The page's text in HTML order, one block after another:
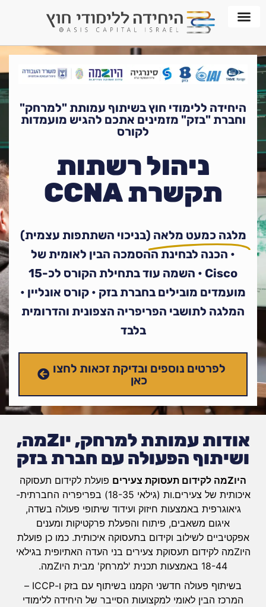
היחידה ללימודי חוץ בשיתוף עמותת "למרחק"
וחברת "בזק" מזמינים אתכם להגיש מועמדות
לקורס
ניהול רשתות
תקשרת CCNA
מלגה כמעט מלאה (בניכוי השתתפות עצמית)
• הכנה לבחינת ההסמכה הבין לאומית של
Cisco • השמה עוד בתחילת הקורס לכ-15
מועמדים מובילים בחברת בזק • קורס אונליין •
המלגה לתושבי הפריפריה הצפונית והדרומית
בלבד
לפרטים נוספים ובדיקת זכאות לחצו
כאן
אודות עמותת למרחק, יוZמה,
ושיתוף הפעולה עם חברת בזק
היוZמה לקידום תעסוקת צעירים פועלת לקידום תעסוקה
איכותית של צעירים.ות (גילאי 18-35) בפריפריה החברתית-
גיאוגרפית באמצעות חיזוק ועידוד שיתופי פעולה בשדה,
איגום משאבים, פיתוח והפעלת פרקטיקות ומענים
אפקטיביים לשילוב וקידום בתעסוקה איכותית. כמו כן פועלת
היוZמה לקידום תעסוקת צעירים בני העדה האתיופית בגילאי
18-44 באמצעות תכנית 'למרחק' מבית היוZמה.
בשיתוף פעולה חדשני הקמנו בשיתוף עם בזק ו-ICCP –
המרכז הבין לאומי למקצועות הסייבר של היחידה ללימודי